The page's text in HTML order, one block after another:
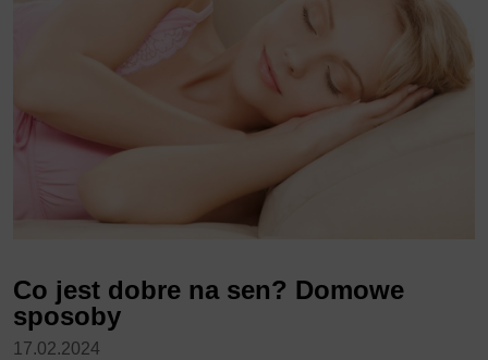
Co jest dobre na sen? Domowe
sposoby
17.02.2024